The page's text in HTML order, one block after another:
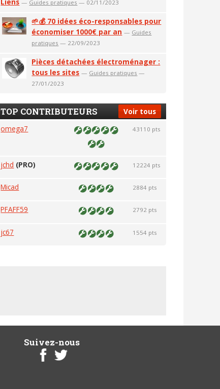
— Guides pratiques — 02/11/2023
🌱💰 70 idées éco-responsables pour
économiser 1000€ par an — Guides
pratiques — 22/09/2023
Pièces détachées électroménager :
tous les sites — Guides pratiques —
27/01/2023
Voir tous
TOP CONTRIBUTEURS
omega7 43110 pts
jchd (PRO) 12224 pts
Micad 2884 pts
PFAFF59 2792 pts
jc67 1554 pts
Suivez-nous